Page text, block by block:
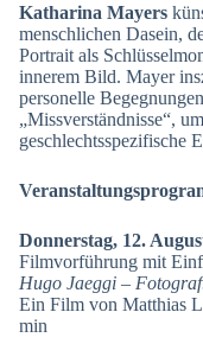
Katharina Mayers
menschlichen Dasein,
Portrait als
innerem Bild. Mayer
personelle
„Missverständnisse“,
geschlechtsspezifische
Donnerstag, 12.
Filmvorführung mit
Hugo Jaeggi –
Ein Film von Matthias
min